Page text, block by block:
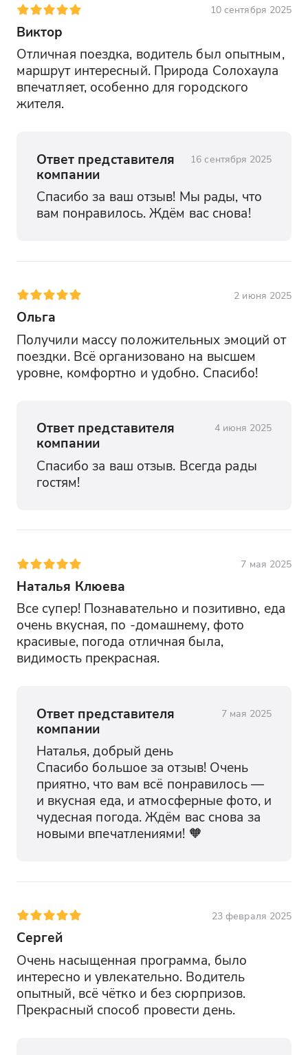
10 сентября 2025
Виктор
Отличная поездка, водитель был опытным,
маршрут интересный. Природа Солохаула
впечатляет, особенно для городского
жителя.
Ответ представителя
компании
16 сентября 2025
Спасибо за ваш отзыв! Мы рады, что
вам понравилось. Ждём вас снова!
2 июня 2025
Ольга
Получили массу положительных эмоций от
поездки. Всё организовано на высшем
уровне, комфортно и удобно. Спасибо!
Ответ представителя
компании
4 июня 2025
Спасибо за ваш отзыв. Всегда рады
гостям!
7 мая 2025
Наталья Клюева
Все супер! Познавательно и позитивно, еда
очень вкусная, по -домашнему, фото
красивые, погода отличная была,
видимость прекрасная.
Ответ представителя
компании
7 мая 2025
Наталья, добрый день
Спасибо большое за отзыв! Очень
приятно, что вам всё понравилось —
и вкусная еда, и атмосферные фото, и
чудесная погода. Ждём вас снова за
новыми впечатлениями! 🧡
23 февраля 2025
Сергей
Очень насыщенная программа, было
интересно и увлекательно. Водитель
опытный, всё чётко и без сюрпризов.
Прекрасный способ провести день.